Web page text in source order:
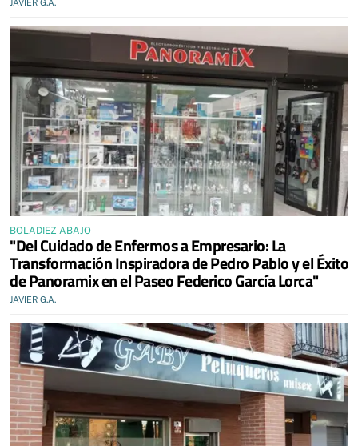
JAVIER G.A.
BOLADIEZ ABAJO
"Del Cuidado de Enfermos a Empresario: La
Transformación Inspiradora de Pedro Pablo y el Éxito
de Panoramix en el Paseo Federico García Lorca"
JAVIER G.A.